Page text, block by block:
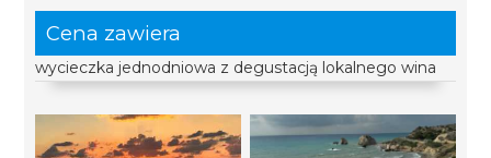
Cena zawiera
wycieczka jednodniowa z degustacją lokalnego wina